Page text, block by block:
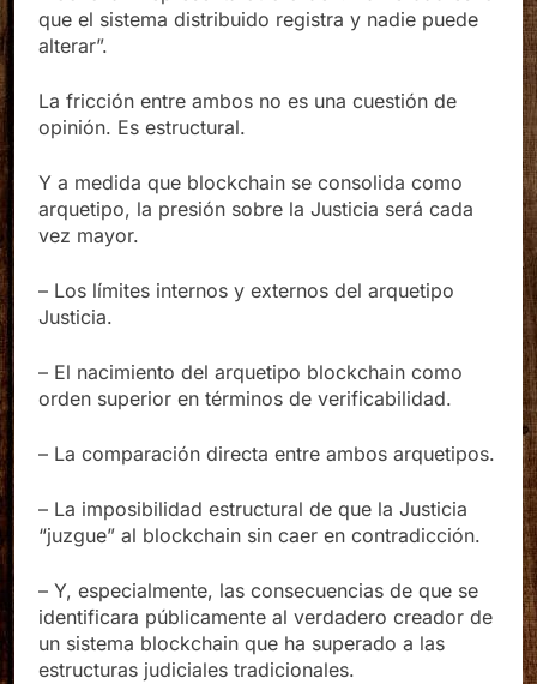
Blockchain representa otro orden: “la verdad es lo
que el sistema distribuido registra y nadie puede
La fricción entre ambos no es una cuestión de
Y a medida que blockchain se consolida como
arquetipo, la presión sobre la Justicia será cada
– Los límites internos y externos del arquetipo
– El nacimiento del arquetipo blockchain como
– La imposibilidad estructural de que la Justicia
– Y, especialmente, las consecuencias de que se
identificara públicamente al verdadero creador de
un sistema blockchain que ha superado a las